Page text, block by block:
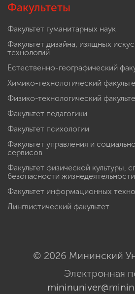
Факультеты
Факультет гуманитарных наук
Факультет дизайна, изящных
технологий
Естественно-географический
Химико-технологический
Физико-технологический
Факультет педагогики
Факультет психологии
Факультет управления и
сервисов
Факультет физической культуры,
безопасности жизнедеятельности
Факультет информационных
Лингвистический факультет
© 2026 Мининский
Электронная